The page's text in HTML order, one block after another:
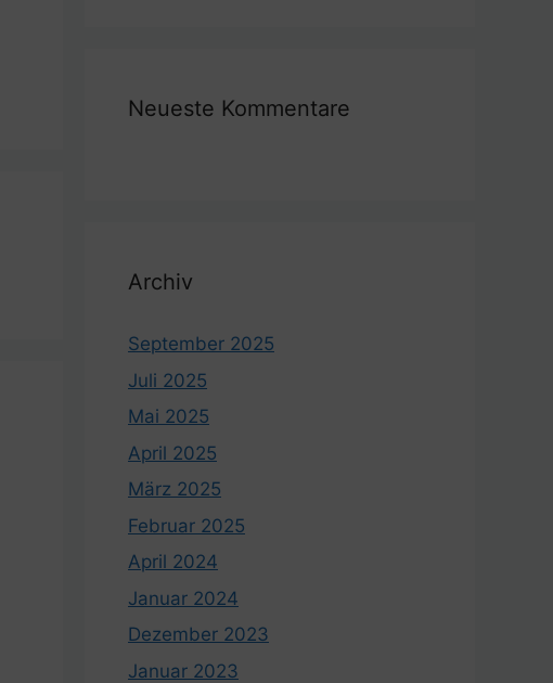
Neueste Kommentare
Archiv
September 2025
Juli 2025
Mai 2025
April 2025
März 2025
Februar 2025
April 2024
Januar 2024
Dezember 2023
Januar 2023